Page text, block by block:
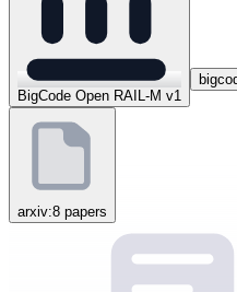
BigCode Open RAIL-M v1
arxiv:8 papers